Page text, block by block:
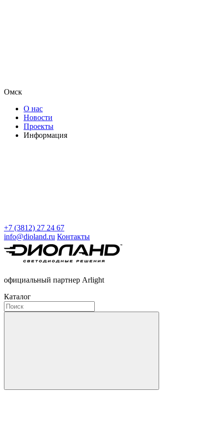
Омск
О нас
Новости
Проекты
Информация
+7 (3812) 27 24 67
info@dioland.ru Контакты
официальный партнер Arlight
Каталог